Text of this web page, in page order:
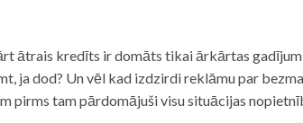
ātrais kredīts ir domāts tikai ārkārtas
ja dod? Un vēl kad izdzirdi reklāmu par
pirms tam pārdomājuši visu situācijas